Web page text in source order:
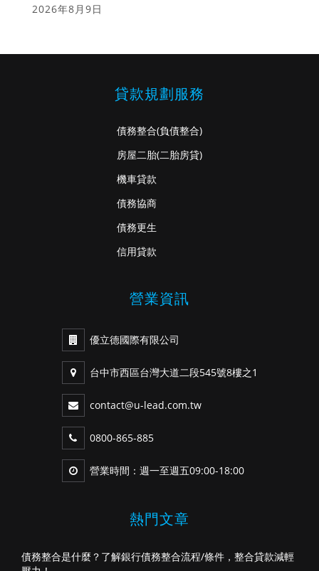
2026年8月9日
貸款規劃服務
債務整合(負債整合)
房屋二胎(二胎房貸)
機車貸款
債務協商
債務更生
信用貸款
營業資訊
優立德國際有限公司
台中市西區台灣大道二段545號8樓之1
contact@u-lead.com.tw
0800-865-885
營業時間：週一至週五09:00-18:00
熱門文章
債務整合是什麼？了解銀行債務整合流程/條件，整合貸款減輕